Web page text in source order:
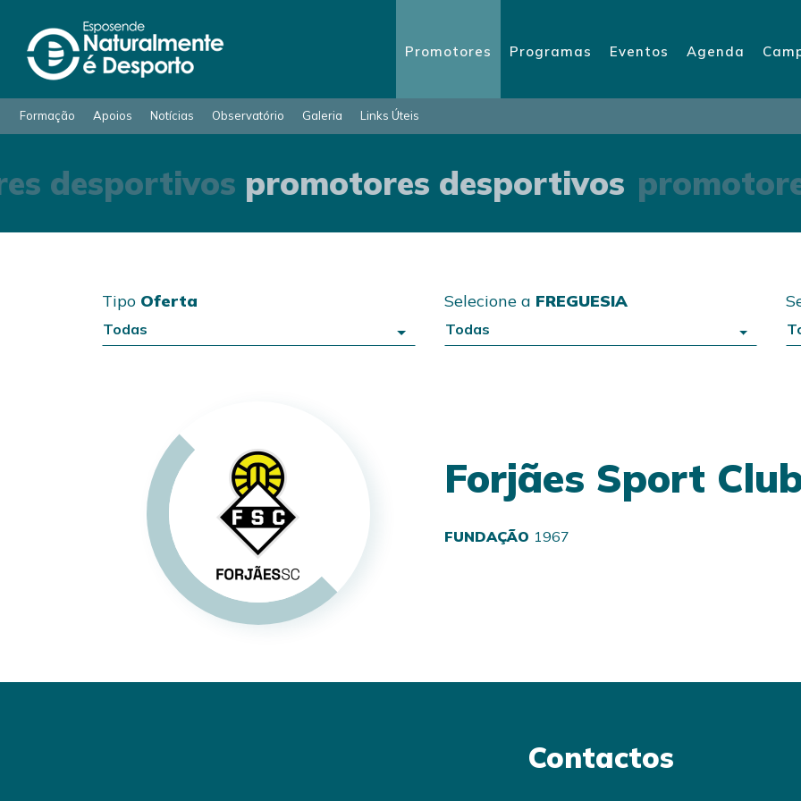
Promotores Programas Eventos Agenda
Formação Apoios Notícias Observatório Galeria Links Úteis
desportivospromotores desportivos
Tipo Oferta
Todas
Selecione a FREGUESIA
Todas
Forjães Sport
FUNDAÇÃO 1967
Contactos